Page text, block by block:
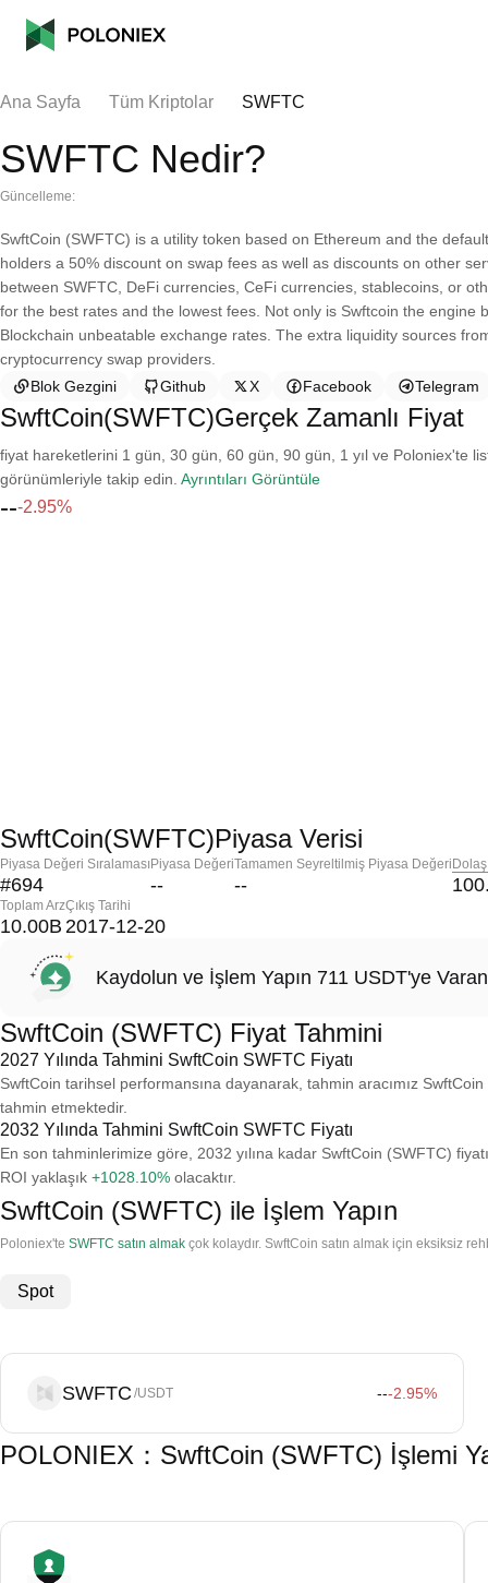
Ana Sayfa Tüm Kriptolar SWFTC
SWFTC Nedir?
Güncelleme:
SwftCoin (SWFTC) is a utility token based on Ethereum and the
holders a 50% discount on swap fees as well as discounts on other
between SWFTC, DeFi currencies, CeFi currencies, stablecoins, or
for the best rates and the lowest fees. Not only is Swftcoin the engine
Blockchain unbeatable exchange rates. The extra liquidity sources
cryptocurrency swap providers.
Blok Gezgini
Github X Facebook Telegram
SwftCoin(SWFTC)Gerçek Zamanlı Fiyat
fiyat hareketlerini 1 gün, 30 gün, 60 gün, 90 gün, 1 yıl ve Poloniex'te
görünümleriyle takip edin. Ayrıntıları Görüntüle
---2.95%
SwftCoin(SWFTC)Piyasa Verisi
Piyasa Değeri Sıralaması
#694
Piyasa Değeri
--
Tamamen Seyreltilmiş Piyasa Değeri
--
Toplam Arz
10.00B
Çıkış Tarihi
2017-12-20
Kaydolun ve İşlem Yapın 711 USDT'ye
SwftCoin (SWFTC) Fiyat Tahmini
2027 Yılında Tahmini SwftCoin SWFTC Fiyatı
SwftCoin tarihsel performansına dayanarak, tahmin aracımız
tahmin etmektedir.
2032 Yılında Tahmini SwftCoin SWFTC Fiyatı
En son tahminlerimize göre, 2032 yılına kadar SwftCoin (SWFTC)
ROI yaklaşık +1028.10% olacaktır.
SwftCoin (SWFTC) ile İşlem Yapın
Poloniex'te SWFTC satın almak çok kolaydır. SwftCoin satın almak için eksiksiz
Spot
SWFTC /USDT ---2.95%
POLONIEX：SwftCoin (SWFTC) İşlemi